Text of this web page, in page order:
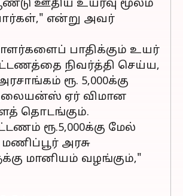
ஊதிய உயர்வு மூலம்
என்று அவர்
பாதிக்கும் உயர்
நிவர்த்தி செய்ய,
ரூ. 5,000க்கு
ஏர் விமான
தொடங்கும்.
ரூ.5,000க்கு மேல்
அரசு
மானியம் வழங்கும்,"